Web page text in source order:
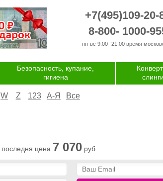
+7(495)109-20-
8-800- 1000-
пн-вс 9:00- 21:00 время
Безопасность, купание,
гигиена
слинги
W Z 123 А-Я Все
последня цена 7 070 руб